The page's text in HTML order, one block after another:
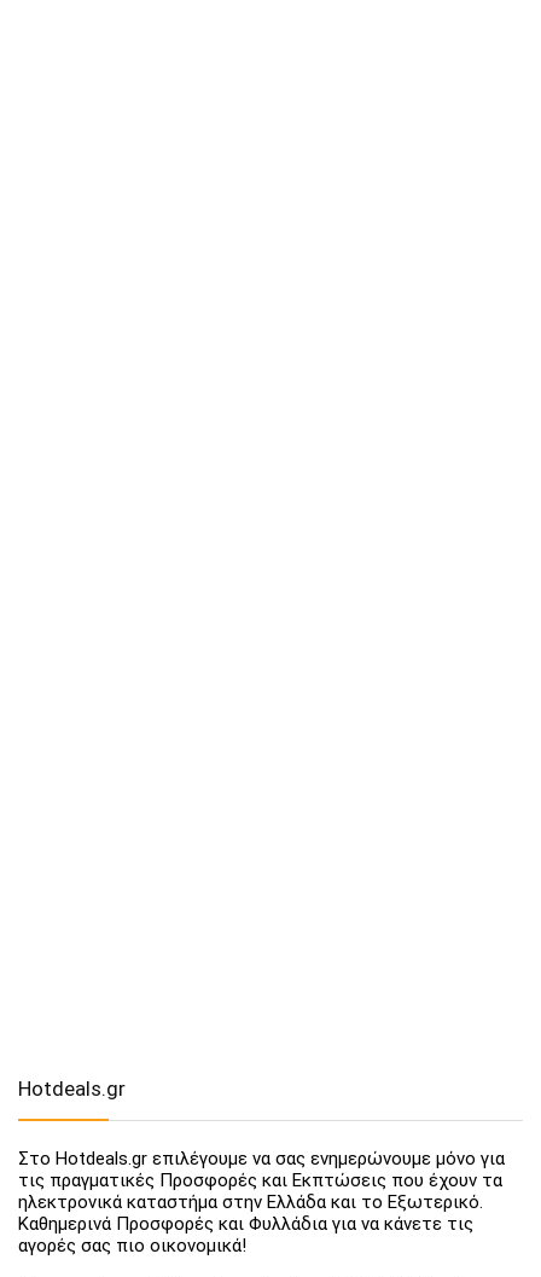
Hotdeals.gr
Στο Hotdeals.gr επιλέγουμε να σας ενημερώνουμε μόνο για
τις πραγματικές Προσφορές και Εκπτώσεις που έχουν τα
ηλεκτρονικά καταστήμα στην Ελλάδα και το Εξωτερικό.
Καθημερινά Προσφορές και Φυλλάδια για να κάνετε τις
αγορές σας πιο οικονομικά!